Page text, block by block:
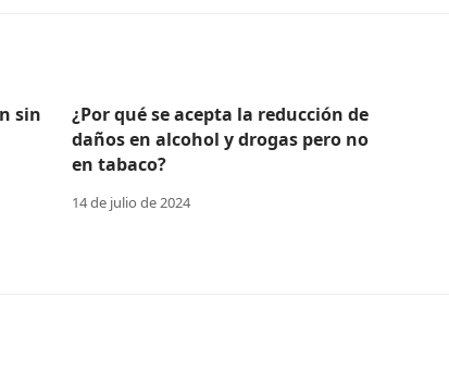
sin
¿Por qué se acepta la reducción de
daños en alcohol y drogas pero no
en tabaco?
14 de julio de 2024